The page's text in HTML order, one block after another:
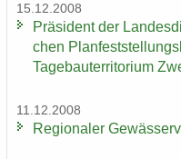
15.12.2008
Prä­si­dent der
chen
Ta­ge­bau­ter­ri­to­ri­um
11.12.2008
Re­gio­na­ler